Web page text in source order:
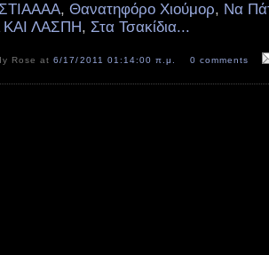
, Θανατηφόρο Χιούμορ, Να
ΛΑΣΠΗ, Στα Τσακίδια...
Rose at6/17/2011 01:14:00 π.μ. 0 comments